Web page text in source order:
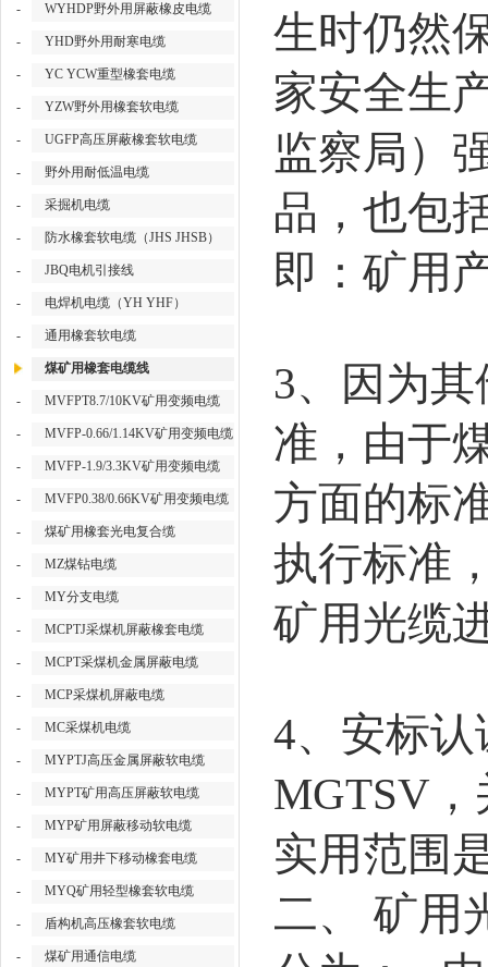
- WYHDP野外用屏蔽橡皮电缆
- YHD野外用耐寒电缆
- YC YCW重型橡套电缆
- YZW野外用橡套软电缆
- UGFP高压屏蔽橡套软电缆
- 野外用耐低温电缆
- 采掘机电缆
- 防水橡套软电缆（JHS JHSB）
- JBQ电机引接线
- 电焊机电缆（YH YHF）
- 通用橡套软电缆
煤矿用橡套电缆线
- MVFPT8.7/10KV矿用变频电缆
- MVFP-0.66/1.14KV矿用变频电缆
- MVFP-1.9/3.3KV矿用变频电缆
- MVFP0.38/0.66KV矿用变频电缆
- 煤矿用橡套光电复合缆
- MZ煤钻电缆
- MY分支电缆
- MCPTJ采煤机屏蔽橡套电缆
- MCPT采煤机金属屏蔽电缆
- MCP采煤机屏蔽电缆
- MC采煤机电缆
- MYPTJ高压金属屏蔽软电缆
- MYPT矿用高压屏蔽软电缆
- MYP矿用屏蔽移动软电缆
- MY矿用井下移动橡套电缆
- MYQ矿用轻型橡套软电缆
- 盾构机高压橡套软电缆
- 煤矿用通信电缆
生时仍然
家安全生
监察局）
品，也包
即：矿用
3、因为
准，由于
方面的标
执行标准
矿用光缆
4、安标
MGTSV
实用范围
二、
矿用